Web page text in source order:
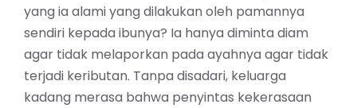
yang ia alami yang dilakukan oleh pamannya
sendiri kepada ibunya? Ia hanya diminta diam
agar tidak melaporkan pada ayahnya agar tidak
terjadi keributan. Tanpa disadari, keluarga
kadang merasa bahwa penyintas kekerasaan